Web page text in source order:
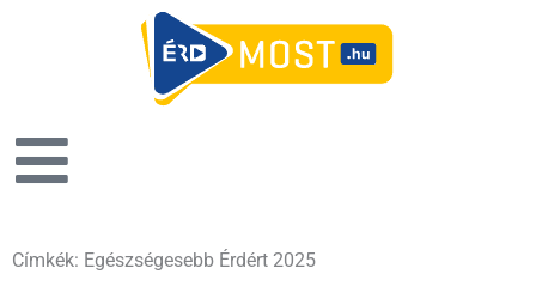
Címkék: Egészségesebb Érdért 2025